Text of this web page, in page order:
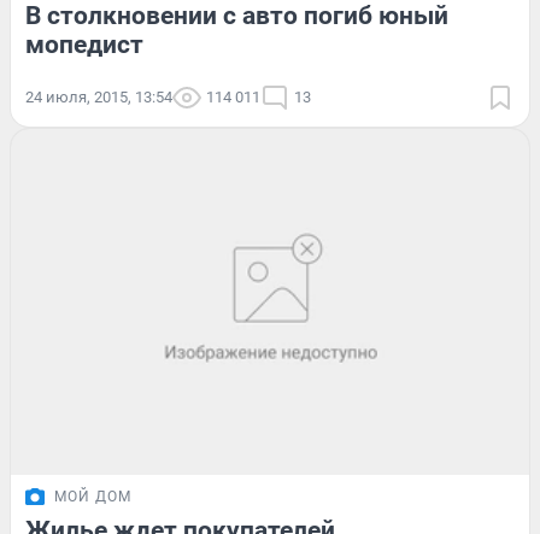
В столкновении с авто погиб юный
мопедист
24 июля, 2015, 13:54 114 011 13
МОЙ ДОМ